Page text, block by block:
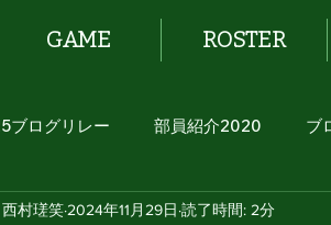
GAME ROSTER
ブログリレー 部員紹介2020 ブ
ー！
西村瑳笑 2024年11月29日 読了時間: 2分